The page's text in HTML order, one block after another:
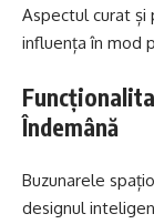
Aspectul curat și
influența în mod
Îndemână
Buzunarele
designul